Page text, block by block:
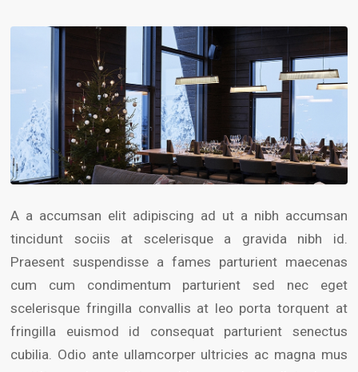
A a accumsan elit adipiscing ad ut a nibh accumsan
tincidunt sociis at scelerisque a gravida nibh id.
Praesent suspendisse a fames parturient maecenas
cum cum condimentum parturient sed nec eget
scelerisque fringilla convallis at leo porta torquent at
fringilla euismod id consequat parturient senectus
cubilia. Odio ante ullamcorper ultricies ac magna mus